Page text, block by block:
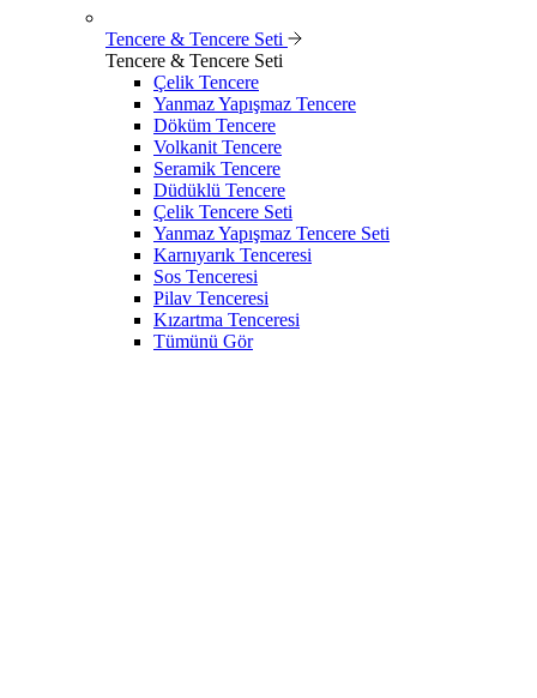
Tencere & Tencere Seti
Tencere & Tencere Seti
Çelik Tencere
Yanmaz Yapışmaz Tencere
Döküm Tencere
Volkanit Tencere
Seramik Tencere
Düdüklü Tencere
Çelik Tencere Seti
Yanmaz Yapışmaz Tencere Seti
Karnıyarık Tenceresi
Sos Tenceresi
Pilav Tenceresi
Kızartma Tenceresi
Tümünü Gör